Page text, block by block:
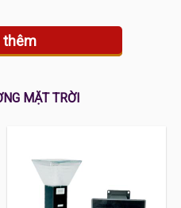
thêm
MẶT TRỜI